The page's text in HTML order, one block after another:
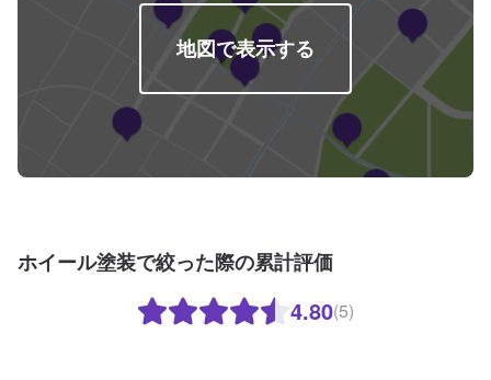
地図で表示する
ホイール塗装で絞った際の累計評価
4.80(5)